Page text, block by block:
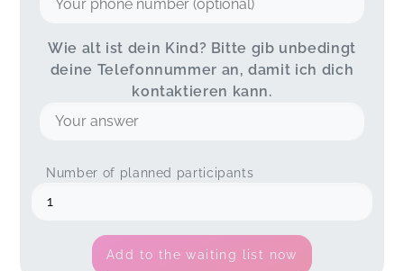
Wie alt ist dein Kind? Bitte gib unbedingt
deine Telefonnummer an, damit ich dich
kontaktieren kann.
Number of planned participants
Add to the waiting list now